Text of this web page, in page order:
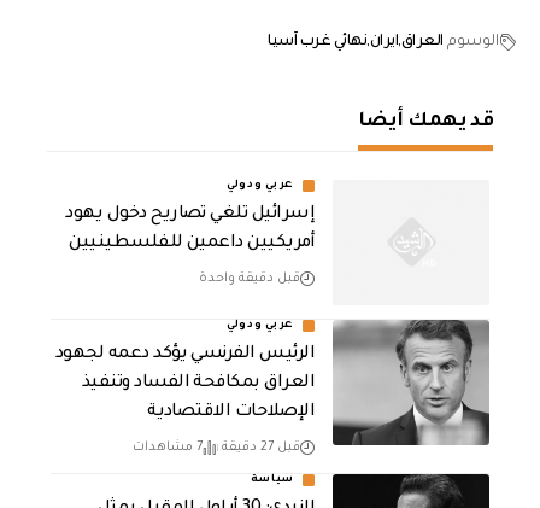
الوسوم العراقايراننهائي غرب آسيا
قد يهمك أيضا
عربي ودولي
إسرائيل تلغي تصاريح دخول يهود
أمريكيين داعمين للفلسطينيين
قبل دقيقة واحدة
عربي ودولي
الرئيس الفرنسي يؤكد دعمه لجهود
العراق بمكافحة الفساد وتنفيذ
الإصلاحات الاقتصادية
قبل 27 دقيقة 7 مشاهدات
سياسة